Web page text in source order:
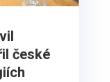
české